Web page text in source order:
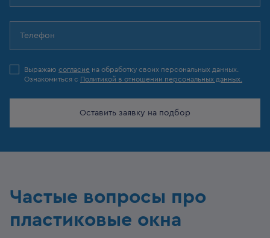
Выражаю согласие на обработку своих персональных данных.
Ознакомиться с Политикой в отношении персональных данных.
Оставить заявку на подбор
Частые вопросы про
пластиковые окна